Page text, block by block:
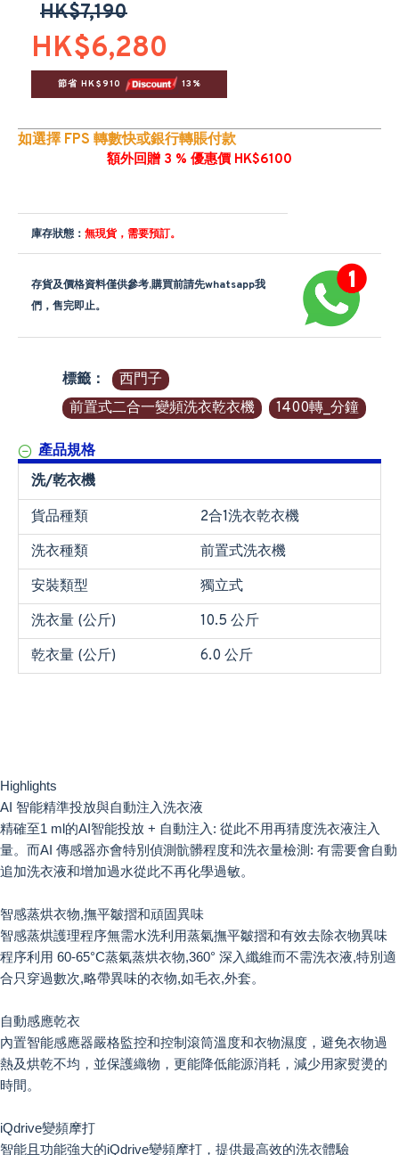
HK$6,280
HK$7,190
節省 HK$910 13%
如選擇 FPS 轉數快或銀行轉賬付款
額外回贈 3 % 優惠價 HK$6100
庫存狀態： 無現貨，需要預訂。
存貨及價格資料僅供參考,購買前請先whatsapp我
們，售完即止。
標籤：
西門子
前置式二合一變頻洗衣乾衣機
1400轉_分鐘
產品規格
洗/乾衣機
貨品種類
2合1洗衣乾衣機
洗衣種類
前置式洗衣機
安裝類型
獨立式
洗衣量 (公斤)
10.5 公斤
乾衣量 (公斤)
6.0 公斤
Highlights
AI 智能精準投放與自動注入洗衣液
精確至1 ml的AI智能投放 + 自動注入: 從此不用再猜度洗衣液注入
量。而AI 傳感器亦會特別偵測骯髒程度和洗衣量檢測: 有需要會自動
追加洗衣液和增加過水從此不再化學過敏。
智感蒸烘衣物,撫平皺摺和頑固異味
智感蒸烘護理程序無需水洗利用蒸氣撫平皺摺和有效去除衣物異味
程序利用 60-65°C蒸氣蒸烘衣物,360° 深入纖維而不需洗衣液,特別適
合只穿過數次,略帶異味的衣物,如毛衣,外套。
自動感應乾衣
內置智能感應器嚴格監控和控制滾筒溫度和衣物濕度，避免衣物過
熱及烘乾不均，並保護織物，更能降低能源消耗，減少用家熨燙的
時間。
iQdrive變頻摩打
智能且功能強大的iQdrive變頻摩打，提供最高效的洗衣體驗